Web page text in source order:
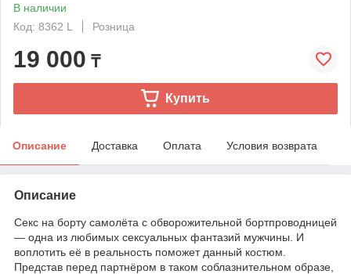
В наличии
Код: 8362 L
Розница
19 000 ₸
Купить
Описание Доставка Оплата Условия возврата
Описание
Секс на борту самолёта с обворожительной бортпроводницей
— одна из любимых сексуальных фантазий мужчины. И
воплотить её в реальность поможет данный костюм.
Представ перед партнёром в таком соблазнительном образе,